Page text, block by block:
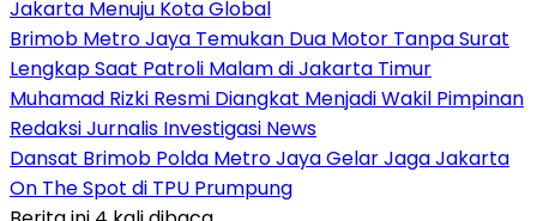
Jakarta Menuju Kota Global
Brimob Metro Jaya Temukan Dua Motor Tanpa Surat
Lengkap Saat Patroli Malam di Jakarta Timur
Muhamad Rizki Resmi Diangkat Menjadi Wakil Pimpinan
Redaksi Jurnalis Investigasi News
Dansat Brimob Polda Metro Jaya Gelar Jaga Jakarta
On The Spot di TPU Prumpung